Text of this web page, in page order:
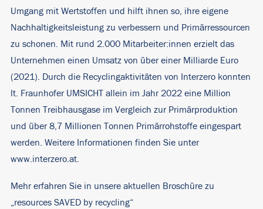
Umgang mit Wertstoffen und hilft ihnen so, ihre eigene
Nachhaltigkeitsleistung zu verbessern und Primärressourcen
zu schonen. Mit rund 2.000 Mitarbeiter:innen erzielt das
Unternehmen einen Umsatz von über einer Milliarde Euro
(2021). Durch die Recyclingaktivitäten von Interzero konnten
lt. Fraunhofer UMSICHT allein im Jahr 2022 eine Million
Tonnen Treibhausgase im Vergleich zur Primärproduktion
und über 8,7 Millionen Tonnen Primärrohstoffe eingespart
werden. Weitere Informationen finden Sie unter
www.interzero.at
Mehr erfahren Sie in unsere aktuellen Broschüre zu
„resources SAVED by recycling“